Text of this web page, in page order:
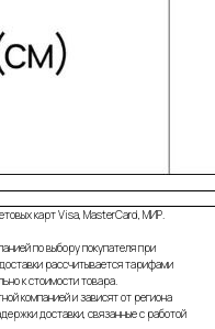
карт Visa, MasterCard, МИР.
по выбору покупателя при
рассчитывается тарифами
к стоимости товара.
компанией и зависят от региона
доставки, связанные с работой